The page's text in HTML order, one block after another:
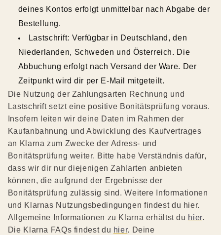
deines Kontos erfolgt unmittelbar nach Abgabe der
Bestellung.
Lastschrift: Verfügbar in Deutschland, den
Niederlanden, Schweden und Österreich. Die
Abbuchung erfolgt nach Versand der Ware. Der
Zeitpunkt wird dir per E-Mail mitgeteilt.
Die Nutzung der Zahlungsarten Rechnung und
Lastschrift setzt eine positive Bonitätsprüfung voraus.
Insofern leiten wir deine Daten im Rahmen der
Kaufanbahnung und Abwicklung des Kaufvertrages
an Klarna zum Zwecke der Adress- und
Bonitätsprüfung weiter. Bitte habe Verständnis dafür,
dass wir dir nur diejenigen Zahlarten anbieten
können, die aufgrund der Ergebnisse der
Bonitätsprüfung zulässig sind. Weitere Informationen
und Klarnas Nutzungsbedingungen findest du hier.
Allgemeine Informationen zu Klarna erhältst du hier.
Die Klarna FAQs findest du hier. Deine